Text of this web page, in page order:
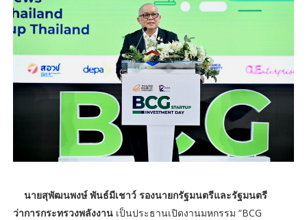
นายสุพัฒนพงษ์ พันธ์มีเชาว์ รองนายกรัฐมนตรีและรัฐมนตรี
ว่าการกระทรวงพลังงานเป็นประธานเปิดงานมหกรรม “BCG